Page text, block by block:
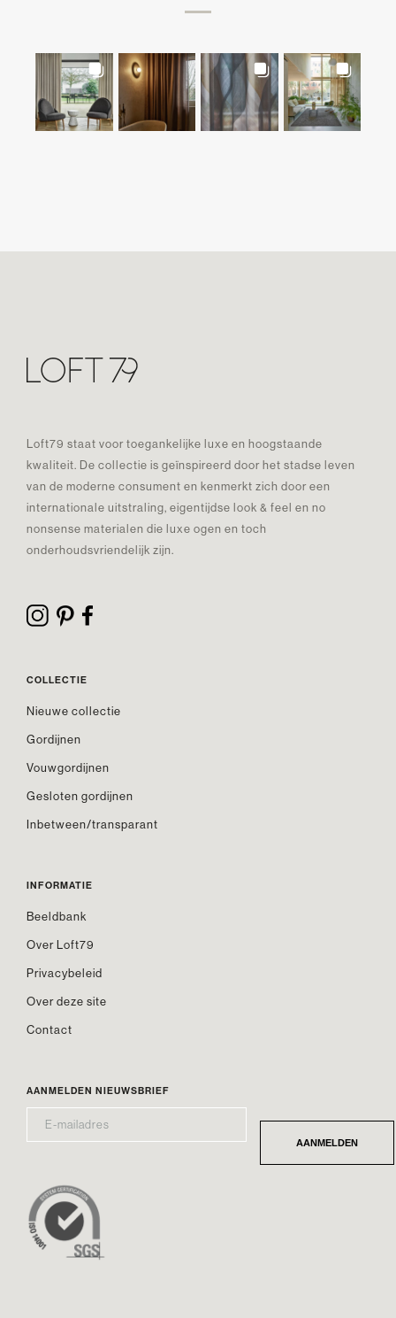
Loft79 staat voor toegankelijke luxe en hoogstaande
kwaliteit. De collectie is geïnspireerd door het stadse leven
van de moderne consument en kenmerkt zich door een
internationale uitstraling, eigentijdse look & feel en no
nonsense materialen die luxe ogen en toch
onderhoudsvriendelijk zijn.
COLLECTIE
Nieuwe collectie
Gordijnen
Vouwgordijnen
Gesloten gordijnen
Inbetween/transparant
INFORMATIE
Beeldbank
Over Loft79
Privacybeleid
Over deze site
Contact
AANMELDEN NIEUWSBRIEF
MAILADRES* AANMELDEN